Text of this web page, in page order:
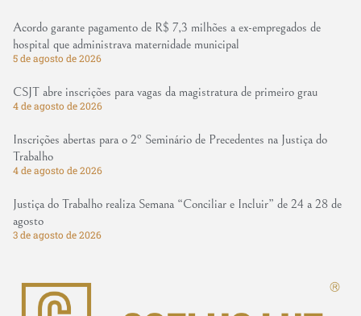
Acordo garante pagamento de R$ 7,3 milhões a ex-empregados de
hospital que administrava maternidade municipal
5 de agosto de 2026
CSJT abre inscrições para vagas da magistratura de primeiro grau
4 de agosto de 2026
Inscrições abertas para o 2º Seminário de Precedentes na Justiça do
Trabalho
4 de agosto de 2026
Justiça do Trabalho realiza Semana “Conciliar e Incluir” de 24 a 28 de
agosto
3 de agosto de 2026